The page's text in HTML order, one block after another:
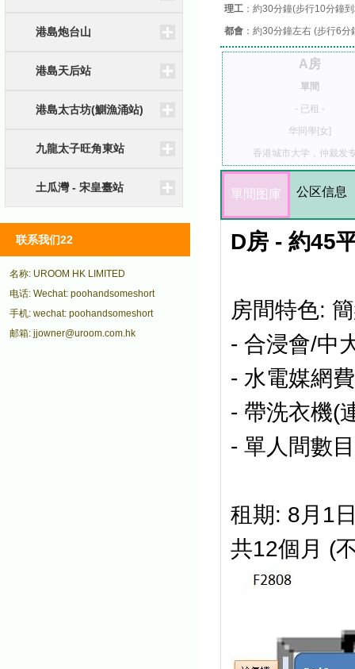
港島炮台山
港島天后站
港島太古坊(鰂漁涌站)
九龍太子旺角東站
土瓜灣 - 宋皇臺站
联系我们22
名称: UROOM HK LIMITED
电话: Wechat: poohandsomeshort
手机: wechat: poohandsomeshort
邮箱: jjowner@uroom.com.hk
理工 ：約30分鐘(步行10分鐘
都會 ：約30分鐘左右 (步行6
A房
單間
- 已租 -
华同學[女]
香港城市大学，仲裁发
單間图庫 公区信息
D房 - 約45
房間特色:
- 合浸會/中
- 水電媒網
- 帶洗衣機(
-單人間數
租期: 8月1
共12個月 (